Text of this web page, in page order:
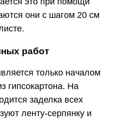
они с шагом 20 см
работ
только началом
гипсокартона. На
заделка всех
ленту-серпянку и